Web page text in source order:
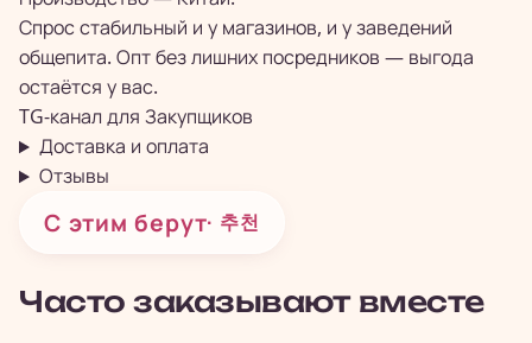
Спрос стабильный и у магазинов, и у заведений
общепита. Опт без лишних посредников — выгода
остаётся у вас.
TG-канал для Закупщиков
Доставка и оплата
Отзывы
С этим берут· 추천
Часто заказывают вместе